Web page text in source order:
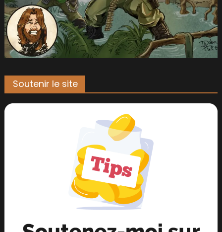
Soutenir le site